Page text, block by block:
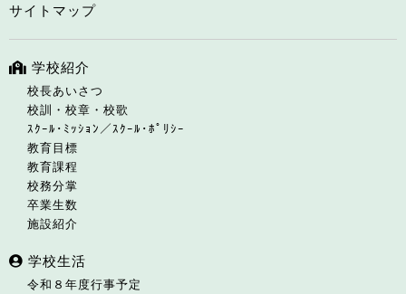
サイトマップ
学校紹介
校長あいさつ
校訓・校章・校歌
ｽｸｰﾙ･ﾐｯｼｮﾝ／ｽｸｰﾙ･ﾎﾟﾘｼｰ
教育目標
教育課程
校務分掌
卒業生数
施設紹介
学校生活
令和８年度行事予定